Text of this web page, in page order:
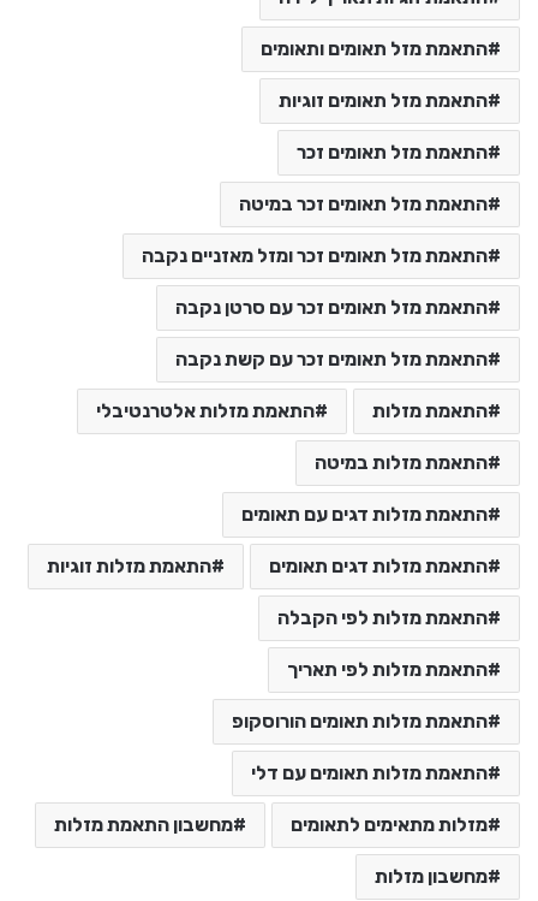
התאמת מזל תאומים ותאומים
התאמת מזל תאומים זוגיות
התאמת מזל תאומים זכר
התאמת מזל תאומים זכר במיטה
התאמת מזל תאומים זכר ומזל מאזניים נקבה
התאמת מזל תאומים זכר עם סרטן נקבה
התאמת מזל תאומים זכר עם קשת נקבה
התאמת מזלות התאמת מזלות אלטרנטיבלי
התאמת מזלות במיטה
התאמת מזלות דגים עם תאומים
התאמת מזלות דגים תאומים התאמת מזלות זוגיות
התאמת מזלות לפי הקבלה
התאמת מזלות לפי תאריך
התאמת מזלות תאומים הורוסקופ
התאמת מזלות תאומים עם דלי
מזלות מתאימים לתאומים מחשבון התאמת מזלות
מחשבון מזלות